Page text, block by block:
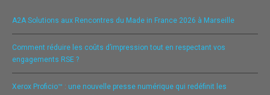
A2A Solutions aux Rencontres du Made in France 2026 à Marseille
Comment réduire les coûts d’impression tout en respectant vos
engagements RSE ?
Xerox Proficio™ : une nouvelle presse numérique qui redéfinit les